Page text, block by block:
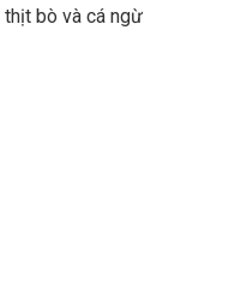
thịt bò và cá ngừ